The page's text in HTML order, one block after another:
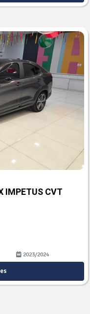
IMPETUS CVT
2023/2024